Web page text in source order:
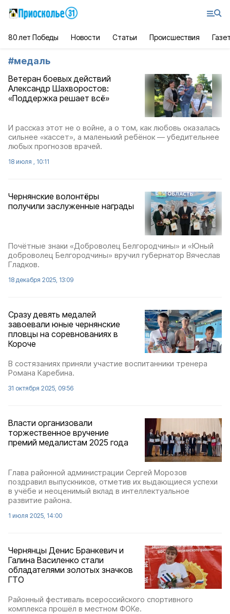
80 лет Победы Новости Статьи Происшествия
#медаль
Ветеран боевых действий
Александр Шахворостов:
«Поддержка решает всё»
И рассказ этот не о войне, а о том, как любовь оказалась
сильнее «кассет», а маленький ребёнок — убедительнее
любых прогнозов врачей.
18 июля , 10:11
Чернянские волонтёры
получили заслуженные награды
Почётные знаки «Доброволец Белгородчины» и «Юный
доброволец Белгородчины» вручил губернатор Вячеслав
Гладков.
18 декабря 2025, 13:09
Сразу девять медалей
завоевали юные чернянские
пловцы на соревнованиях в
Короче
В состязаниях приняли участие воспитанники тренера
Романа Каребина.
31 октября 2025, 09:56
Власти организовали
торжественное вручение
премий медалистам 2025 года
Глава районной администрации Сергей Морозов
поздравил выпускников, отметив их выдающиеся успехи
в учёбе и неоценимый вклад в интеллектуальное
развитие района.
1 июля 2025, 14:00
Чернянцы Денис Бранкевич и
Галина Василенко стали
обладателями золотых значков
ГТО
Районный фестиваль всероссийского спортивного
комплекса прошёл в местном ФОКе.